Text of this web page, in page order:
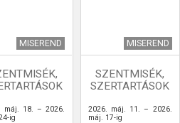
MISEREND
máj. 18. – 2026.
ig
MISEREND
SZENTMISÉK,
SZERTARTÁSOK
2026. máj. 11. – 2026.
máj. 17-ig